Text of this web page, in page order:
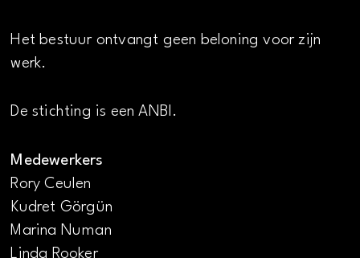
Het bestuur ontvangt geen beloning voor zijn
werk.
De stichting is een ANBI.
Medewerkers
Rory Ceulen
Kudret Görgün
Marina Numan
Linda Rooker